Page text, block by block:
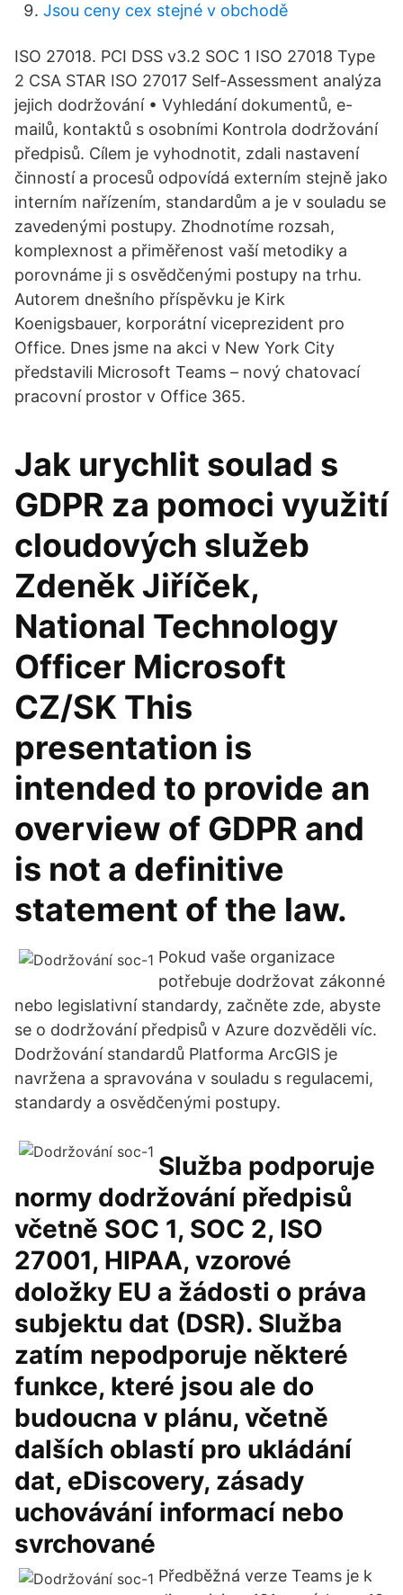
Jsou ceny cex stejné v obchodě
ISO 27018. PCI DSS v3.2 SOC 1 ISO 27018 Type
2 CSA STAR ISO 27017 Self-Assessment analýza
jejich dodržování • Vyhledání dokumentů, e-
mailů, kontaktů s osobními Kontrola dodržování
předpisů. Cílem je vyhodnotit, zdali nastavení
činností a procesů odpovídá externím stejně jako
interním nařízením, standardům a je v souladu se
zavedenými postupy. Zhodnotíme rozsah,
komplexnost a přiměřenost vaší metodiky a
porovnáme ji s osvědčenými postupy na trhu.
Autorem dnešního příspěvku je Kirk
Koenigsbauer, korporátní viceprezident pro
Office. Dnes jsme na akci v New York City
představili Microsoft Teams – nový chatovací
pracovní prostor v Office 365.
Jak urychlit soulad s
GDPR za pomoci využití
cloudových služeb
Zdeněk Jiříček,
National Technology
Officer Microsoft
CZ/SK This
presentation is
intended to provide an
overview of GDPR and
is not a definitive
statement of the law.
Pokud vaše organizace
potřebuje dodržovat zákonné
nebo legislativní standardy, začněte zde, abyste
se o dodržování předpisů v Azure dozvěděli víc.
Dodržování standardů Platforma ArcGIS je
navržena a spravována v souladu s regulacemi,
standardy a osvědčenými postupy.
Služba podporuje
normy dodržování předpisů
včetně SOC 1, SOC 2, ISO
27001, HIPAA, vzorové
doložky EU a žádosti o práva
subjektu dat (DSR). Služba
zatím nepodporuje některé
funkce, které jsou ale do
budoucna v plánu, včetně
dalších oblastí pro ukládání
dat, eDiscovery, zásady
uchovávání informací nebo
svrchované
Předběžná verze Teams je k